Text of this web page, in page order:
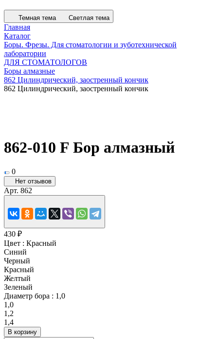
Темная тема Светлая тема
Главная
Каталог
Боры. Фрезы. Для стоматологии и зуботехнической
лаборатории
ДЛЯ СТОМАТОЛОГОВ
Боры алмазные
862 Цилиндрический, заостренный кончик
862 Цилиндрический, заостренный кончик
862-010 F Бор алмазный
0
Нет отзывов
Арт. 862
430 ₽
Цвет : Красный
Синий
Черный
Красный
Желтый
Зеленый
Диаметр бора : 1,0
1,0
1,2
1,4
В корзину